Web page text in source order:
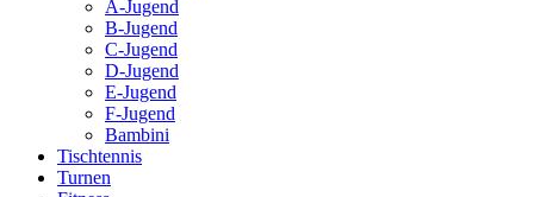
A-Jugend
B-Jugend
C-Jugend
D-Jugend
E-Jugend
F-Jugend
Bambini
Tischtennis
Turnen